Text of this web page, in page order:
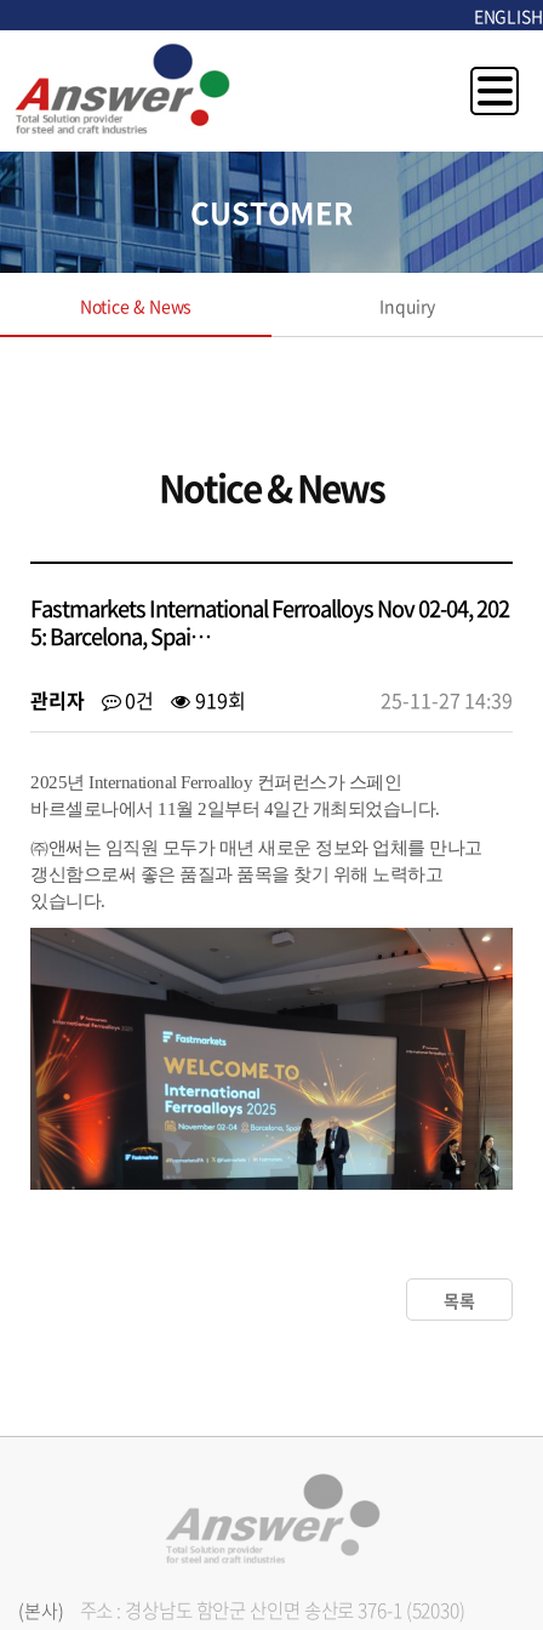
ENGLISH
CUSTOMER
Notice & News Inquiry
Notice & News
Fastmarkets International Ferroalloys Nov 02-04, 202
5: Barcelona, Spai…
관리자 0건 919회 25-11-27 14:39
2025년 International Ferroalloy 컨퍼런스가 스페인
바르셀로나에서 11월 2일부터 4일간 개최되었습니다.
㈜앤써는 임직원 모두가 매년 새로운 정보와 업체를 만나고
갱신함으로써 좋은 품질과 품목을 찾기 위해 노력하고
있습니다.
목록
(본사) 주소 : 경상남도 함안군 산인면 송산로 376-1 (52030)